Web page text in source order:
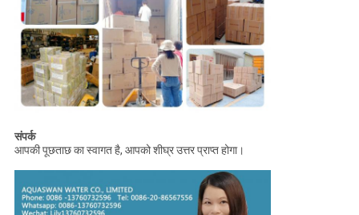
संपर्क
आपकी पूछताछ का स्वागत है, आपको शीघ्र उत्तर प्राप्त होगा।